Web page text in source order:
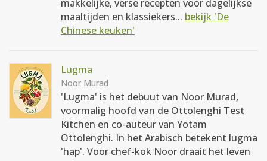
makkelijke, verse recepten voor dagelijkse
maaltijden en klassiekers... bekijk 'De
Chinese keuken'
Lugma
Noor Murad
'Lugma' is het debuut van Noor Murad,
voormalig hoofd van de Ottolenghi Test
Kitchen en co-auteur van Yotam
Ottolenghi. In het Arabisch betekent lugma
'hap'. Voor chef-kok Noor draait het leven